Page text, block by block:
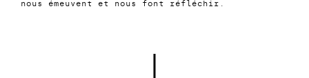
nous émeuvent et nous font réfléchir.